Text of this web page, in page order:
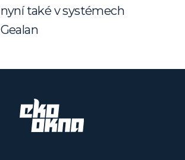
nyní také v systémech
Gealan